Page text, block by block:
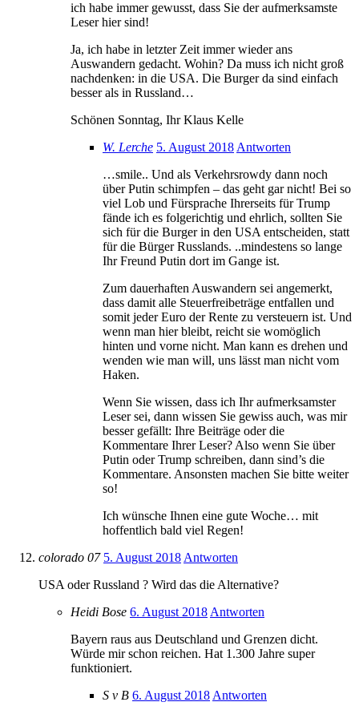
ich habe immer gewusst, dass Sie der aufmerksamste
Leser hier sind!
Ja, ich habe in letzter Zeit immer wieder ans
Auswandern gedacht. Wohin? Da muss ich nicht groß
nachdenken: in die USA. Die Burger da sind einfach
besser als in Russland…
Schönen Sonntag, Ihr Klaus Kelle
W. Lerche 5. August 2018 Antworten
…smile.. Und als Verkehrsrowdy dann noch
über Putin schimpfen – das geht gar nicht! Bei so
viel Lob und Fürsprache Ihrerseits für Trump
fände ich es folgerichtig und ehrlich, sollten Sie
sich für die Burger in den USA entscheiden, statt
für die Bürger Russlands. ..mindestens so lange
Ihr Freund Putin dort im Gange ist.
Zum dauerhaften Auswandern sei angemerkt,
dass damit alle Steuerfreibeträge entfallen und
somit jeder Euro der Rente zu versteuern ist. Und
wenn man hier bleibt, reicht sie womöglich
hinten und vorne nicht. Man kann es drehen und
wenden wie man will, uns lässt man nicht vom
Haken.
Wenn Sie wissen, dass ich Ihr aufmerksamster
Leser sei, dann wissen Sie gewiss auch, was mir
besser gefällt: Ihre Beiträge oder die
Kommentare Ihrer Leser? Also wenn Sie über
Putin oder Trump schreiben, dann sind’s die
Kommentare. Ansonsten machen Sie bitte weiter
so!
Ich wünsche Ihnen eine gute Woche… mit
hoffentlich bald viel Regen!
colorado 07 5. August 2018 Antworten
USA oder Russland ? Wird das die Alternative?
Heidi Bose 6. August 2018 Antworten
Bayern raus aus Deutschland und Grenzen dicht.
Würde mir schon reichen. Hat 1.300 Jahre super
funktioniert.
S v B 6. August 2018 Antworten